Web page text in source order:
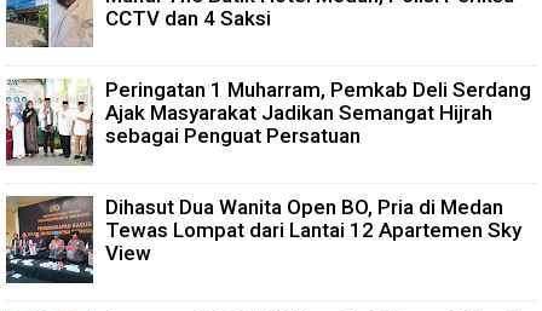
CCTV dan 4 Saksi
Peringatan 1 Muharram, Pemkab Deli Serdang
Ajak Masyarakat Jadikan Semangat Hijrah
sebagai Penguat Persatuan
Dihasut Dua Wanita Open BO, Pria di Medan
Tewas Lompat dari Lantai 12 Apartemen Sky
View